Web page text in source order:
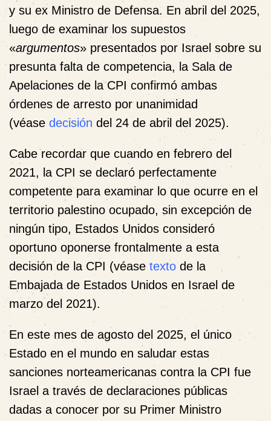
y su ex Ministro de Defensa. En abril del 2025,
luego de examinar los supuestos
«argumentos» presentados por Israel sobre su
presunta falta de competencia, la Sala de
Apelaciones de la CPI confirmó ambas
órdenes de arresto por unanimidad
(véase decisión del 24 de abril del 2025).
Cabe recordar que cuando en febrero del
2021, la CPI se declaró perfectamente
competente para examinar lo que ocurre en el
territorio palestino ocupado, sin excepción de
ningún tipo, Estados Unidos consideró
oportuno oponerse frontalmente a esta
decisión de la CPI (véase texto de la
Embajada de Estados Unidos en Israel de
marzo del 2021).
En este mes de agosto del 2025, el único
Estado en el mundo en saludar estas
sanciones norteamericanas contra la CPI fue
Israel a través de declaraciones públicas
dadas a conocer por su Primer Ministro